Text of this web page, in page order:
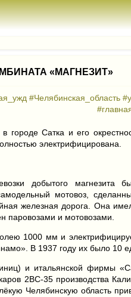
«МАГНЕЗИТ»
#Челябинская_область
городе Сатка и его
электрифицирована.
добытого магнезита
мотовоз,
железная дорога. Она
паровозами и мотовозами.
1000 мм и
В 1937 году их было 10
и итальянской фирмы
2ВС-35 производства
Челябинскую область